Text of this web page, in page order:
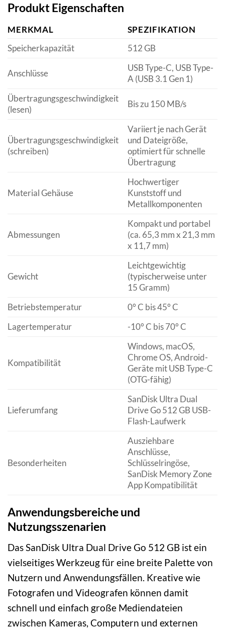
Produkt Eigenschaften
MERKMAL
SPEZIFIKATION
Speicherkapazität
512 GB
Anschlüsse
USB Type-C, USB Type-
A (USB 3.1 Gen 1)
Übertragungsgeschwindigkeit
(lesen)
Bis zu 150 MB/s
Übertragungsgeschwindigkeit
(schreiben)
Variiert je nach Gerät
und Dateigröße,
optimiert für schnelle
Übertragung
Material Gehäuse
Hochwertiger
Kunststoff und
Metallkomponenten
Abmessungen
Kompakt und portabel
(ca. 65,3 mm x 21,3 mm
x 11,7 mm)
Gewicht
Leichtgewichtig
(typischerweise unter
15 Gramm)
Betriebstemperatur
0° C bis 45° C
Lagertemperatur
-10° C bis 70° C
Kompatibilität
Windows, macOS,
Chrome OS, Android-
Geräte mit USB Type-C
(OTG-fähig)
Lieferumfang
SanDisk Ultra Dual
Drive Go 512 GB USB-
Flash-Laufwerk
Besonderheiten
Ausziehbare
Anschlüsse,
Schlüsselringöse,
SanDisk Memory Zone
App Kompatibilität
Anwendungsbereiche und
Nutzungsszenarien
Das SanDisk Ultra Dual Drive Go 512 GB ist ein
vielseitiges Werkzeug für eine breite Palette von
Nutzern und Anwendungsfällen. Kreative wie
Fotografen und Videografen können damit
schnell und einfach große Mediendateien
zwischen Kameras, Computern und externen